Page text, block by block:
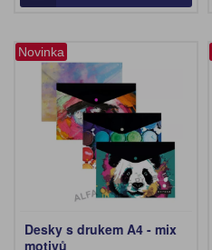
Novinka
Desky s drukem A4 - mix
motivů